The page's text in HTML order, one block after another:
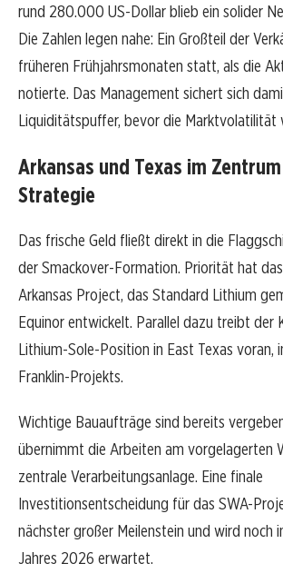
rund 280.000 US-Dollar blieb ein solider
Die Zahlen legen nahe: Ein Großteil der
früheren Frühjahrsmonaten statt, als die
notierte. Das Management sichert sich
Liquiditätspuffer, bevor die Marktvolatilität
Arkansas und Texas im
Strategie
Das frische Geld fließt direkt in die
der Smackover-Formation. Priorität hat
Arkansas Project, das Standard Lithium
Equinor entwickelt. Parallel dazu treibt der
Lithium-Sole-Position in East Texas voran,
Franklin-Projekts.
Wichtige Bauaufträge sind bereits
übernimmt die Arbeiten am vorgelagerten
zentrale Verarbeitungsanlage. Eine finale
Investitionsentscheidung für das SWA-
nächster großer Meilenstein und wird noch
Jahres 2026 erwartet.